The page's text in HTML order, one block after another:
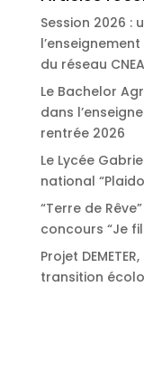
Session 2026 :
du réseau
Le Bachelor
dans
rentrée 2026
Le Lycée
national
“Terre de
concours “Je
Projet
transition